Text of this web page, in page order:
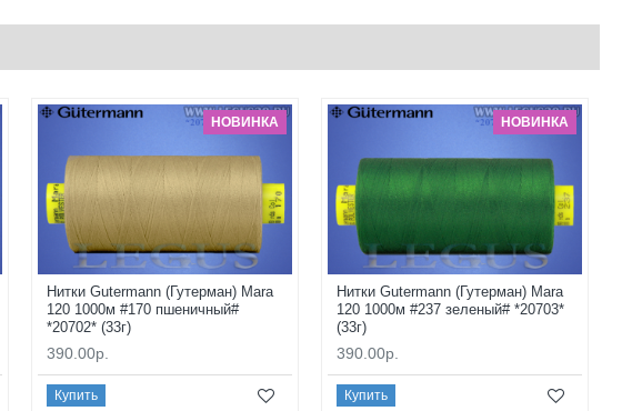
НОВИНКА
Нитки Gutermann (Гутерман) Mara
120 1000м #170 пшеничный#
*20702* (33г)
390.00р.
Купить
НОВИНКА
Нитки Gutermann (Гутерман) Mara
120 1000м #237 зеленый# *20703*
(33г)
390.00р.
Купить